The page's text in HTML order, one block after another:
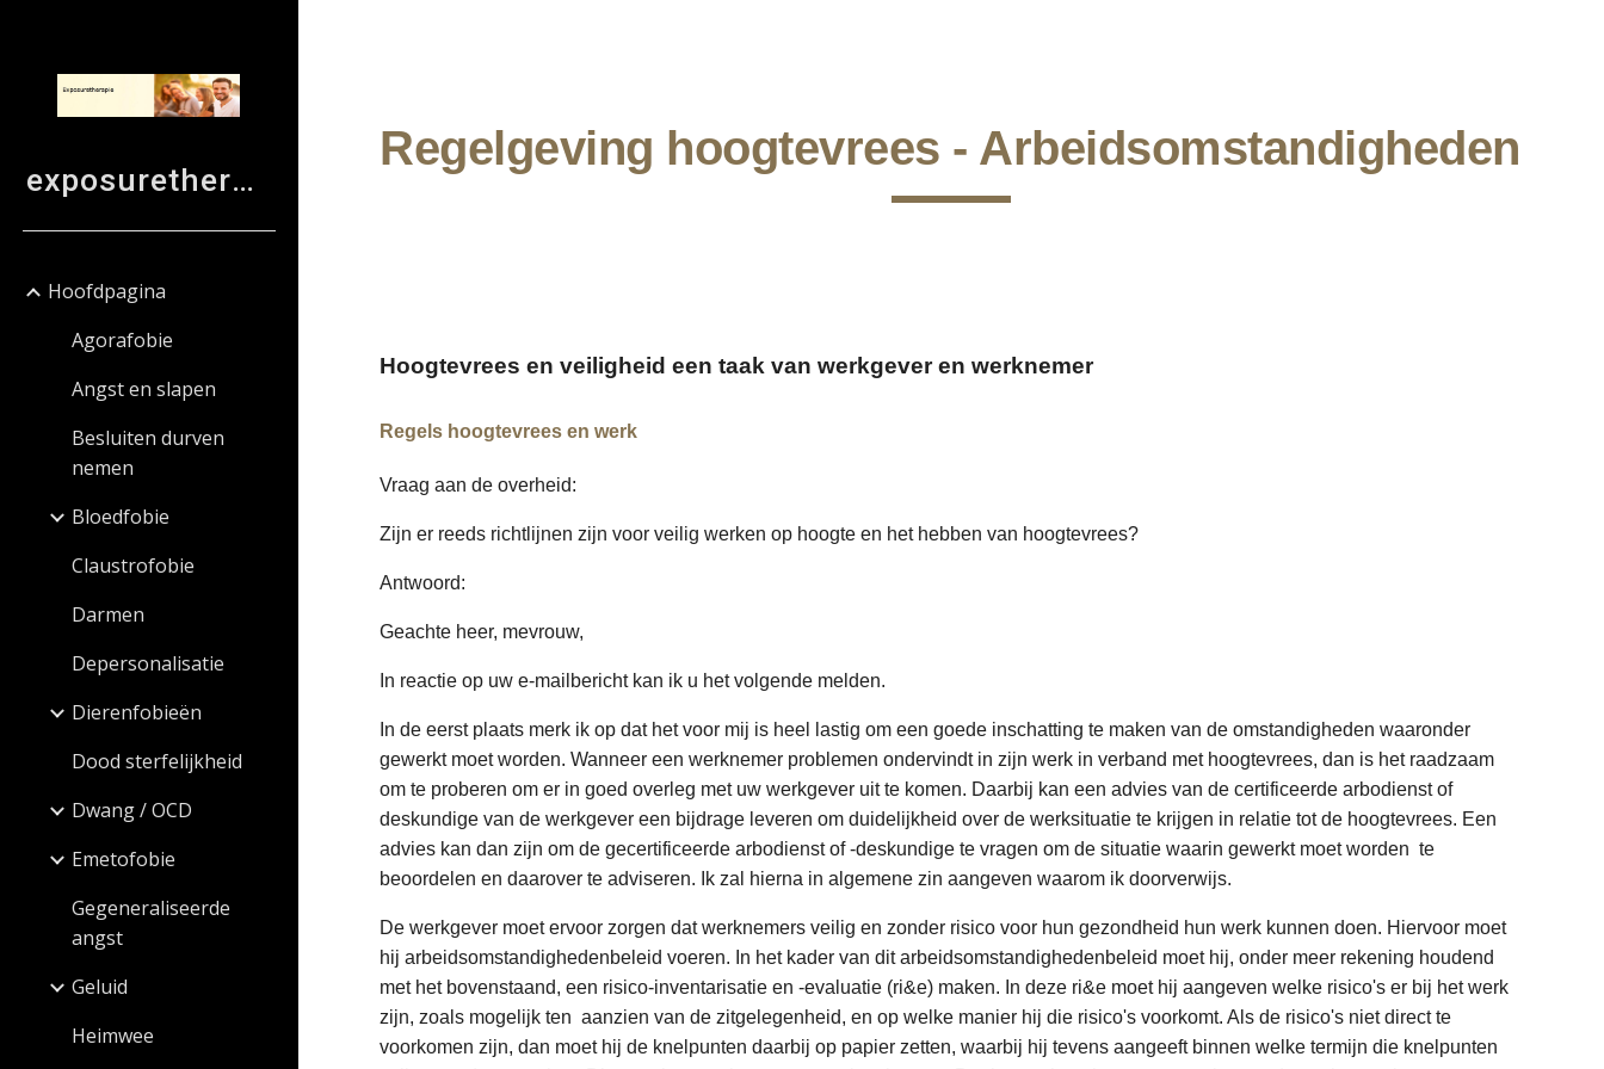
exposuretherapie
Hoofdpagina
Agorafobie
Angst en slapen
Besluiten durven
nemen
Bloedfobie
Claustrofobie
Darmen
Depersonalisatie
Dierenfobieën
Dood sterfelijkheid
Dwang / OCD
Emetofobie
Gegeneraliseerde
angst
Geluid
Heimwee
Regelgeving hoogtevrees - Arbeidsomstandigheden
Hoogtevrees en veiligheid een taak van werkgever en werknemer
Regels hoogtevrees en werk
Vraag aan de overheid:
Zijn er reeds richtlijnen zijn voor veilig werken op hoogte en het hebben van hoogtevrees?
Antwoord:
Geachte heer, mevrouw,
In reactie op uw e-mailbericht kan ik u het volgende melden.
In de eerst plaats merk ik op dat het voor mij is heel lastig om een goede inschatting te maken van de omstandigheden waaronder
gewerkt moet worden. Wanneer een werknemer problemen ondervindt in zijn werk in verband met hoogtevrees, dan is het raadzaam
om te proberen om er in goed overleg met uw werkgever uit te komen. Daarbij kan een advies van de certificeerde arbodienst of
deskundige van de werkgever een bijdrage leveren om duidelijkheid over de werksituatie te krijgen in relatie tot de hoogtevrees. Een
advies kan dan zijn om de gecertificeerde arbodienst of -deskundige te vragen om de situatie waarin gewerkt moet worden te
beoordelen en daarover te adviseren. Ik zal hierna in algemene zin aangeven waarom ik doorverwijs.
De werkgever moet ervoor zorgen dat werknemers veilig en zonder risico voor hun gezondheid hun werk kunnen doen. Hiervoor moet
hij arbeidsomstandighedenbeleid voeren. In het kader van dit arbeidsomstandighedenbeleid moet hij, onder meer rekening houdend
met het bovenstaand, een risico-inventarisatie en -evaluatie (ri&e) maken. In deze ri&e moet hij aangeven welke risico's er bij het werk
zijn, zoals mogelijk ten aanzien van de zitgelegenheid, en op welke manier hij die risico's voorkomt. Als de risico's niet direct te
voorkomen zijn, dan moet hij de knelpunten daarbij op papier zetten, waarbij hij tevens aangeeft binnen welke termijn die knelpunten